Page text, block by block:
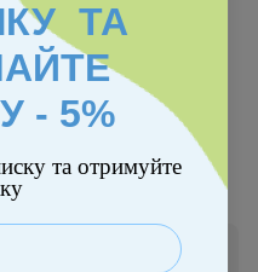
ТА
- 5%
та отримуйте